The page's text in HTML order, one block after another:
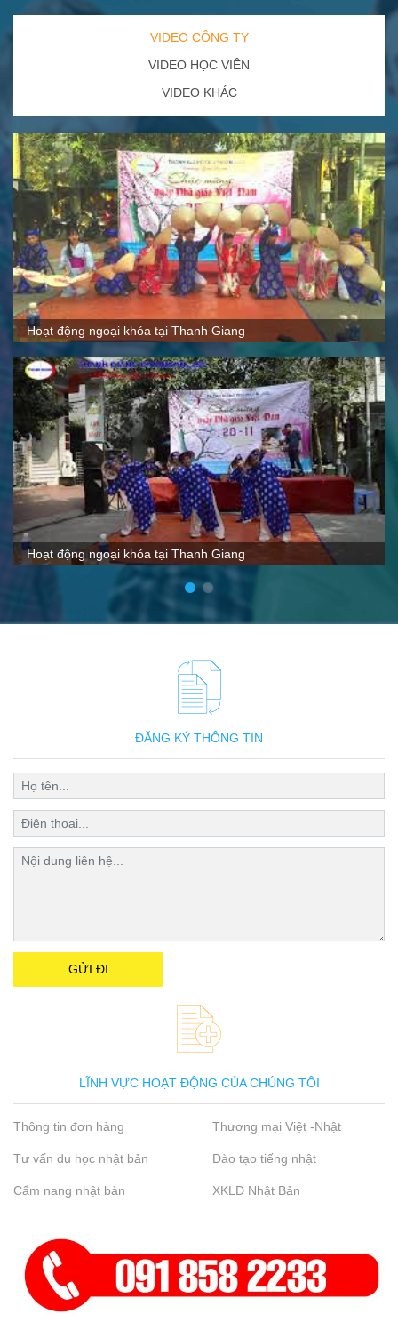
VIDEO CÔNG TY
VIDEO HỌC VIÊN
VIDEO KHÁC
Quy mô, cách thức hoạt động tại Thanh Giang
VTC nói gì về Thanh Giang
ĐĂNG KÝ THÔNG TIN
LĨNH VỰC HOẠT ĐỘNG CỦA CHÚNG TÔI
Thông tin đơn hàng Thương mại Việt -Nhật
Tư vấn du học nhật bản Đào tạo tiếng nhật
Cẩm nang nhật bản XKLĐ Nhật Bản